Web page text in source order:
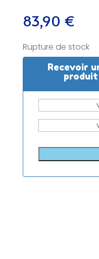
83,90 €
Rupture de stock
Recevoir
produit